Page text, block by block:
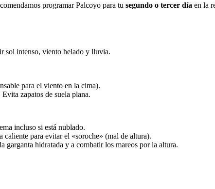
programar Palcoyo para tu segundo o tercer día en la
sol intenso, viento helado y lluvia.
para el viento en la cima).
zapatos de suela plana.
incluso si está nublado.
caliente para evitar el «soroche» (mal de altura).
garganta hidratada y a combatir los mareos por la altura.